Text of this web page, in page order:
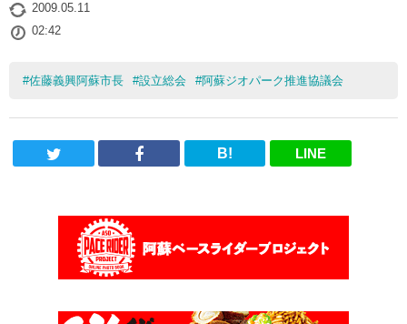
2009.05.11
02:42
#佐藤義興阿蘇市長 #設立総会 #阿蘇ジオパーク推進協議会
B! LINE